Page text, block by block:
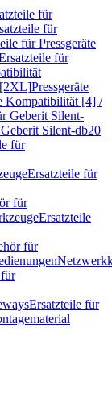
für
für
für Pressgeräte
für
[2XL]Pressgeräte
Kompatibilität [4] /
Geberit Silent-
Silent-db20
für
Ersatzteile für
für
Ersatzteile
für
Ersatzteile für